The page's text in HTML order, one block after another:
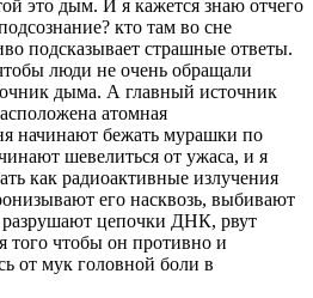
это дым. И я кажется знаю отчего
кто там во сне
подсказывает страшные ответы.
люди не очень обращали
дыма. А главный источник
атомная
начинают бежать мурашки по
шевелиться от ужаса, и я
как радиоактивные излучения
его насквозь, выбивают
разрушают цепочки ДНК, рвут
того чтобы он противно и
от мук головной боли в